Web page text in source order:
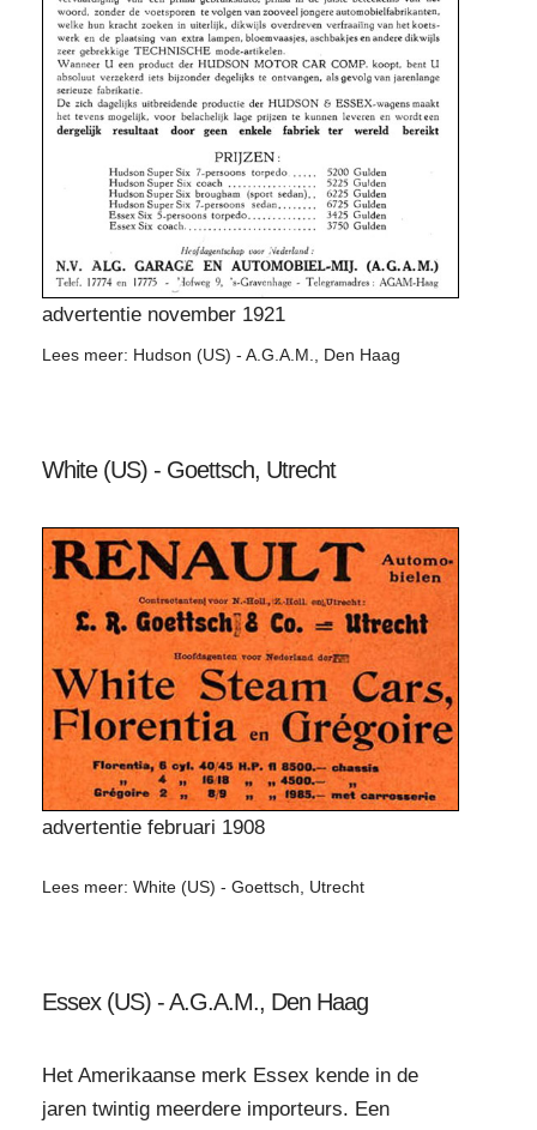
advertentie november 1921
Lees meer: Hudson (US) - A.G.A.M., Den Haag
White (US) - Goettsch, Utrecht
advertentie februari 1908
Lees meer: White (US) - Goettsch, Utrecht
Essex (US) - A.G.A.M., Den Haag
Het Amerikaanse merk Essex kende in de
jaren twintig meerdere importeurs. Een